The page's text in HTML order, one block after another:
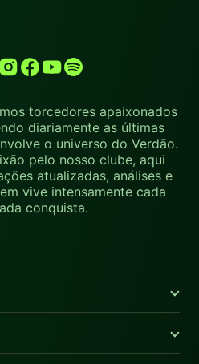
torcedores apaixonados
diariamente as últimas
o universo do Verdão.
pelo nosso clube, aqui
atualizadas, análises e
vive intensamente cada
conquista.